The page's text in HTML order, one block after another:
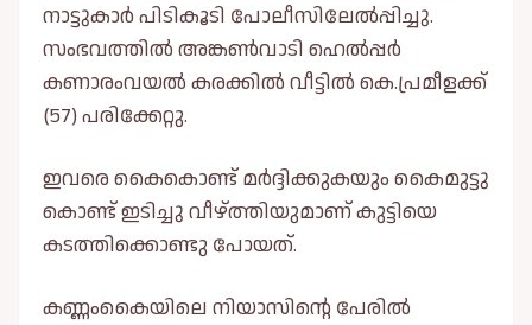
നാട്ടുകാർ പിടികൂടി പോലീസിലേല്‍പ്പിച്ചു.
സംഭവത്തില്‍ അങ്കണ്‍വാടി ഹെല്‍പ്പർ
കണാരംവയല്‍ കരക്കില്‍ വീട്ടില്‍ കെ.പ്രമീളക്ക്
(57) പരിക്കേറ്റു.
ഇവരെ കൈകൊണ്ട് മർദ്ദിക്കുകയും കൈമുട്ടു
കൊണ്ട് ഇടിച്ചു വീഴ്ത്തിയുമാണ് കുട്ടിയെ
കടത്തിക്കൊണ്ടു പോയത്.
കണ്ണംകൈയിലെ നിയാസിന്റെ പേരില്‍